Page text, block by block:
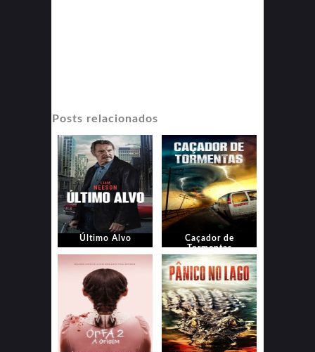
Posts relacionados
Último Alvo
Caçador de
Tormentas